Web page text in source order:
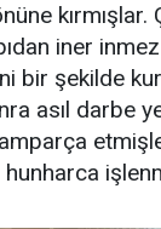
iner
bir şekilde
asıl darbe